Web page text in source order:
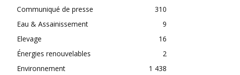
Communiqué de presse
310
Eau & Assainissement
9
Elevage
16
Énergies renouvelables
2
Environnement
1 438